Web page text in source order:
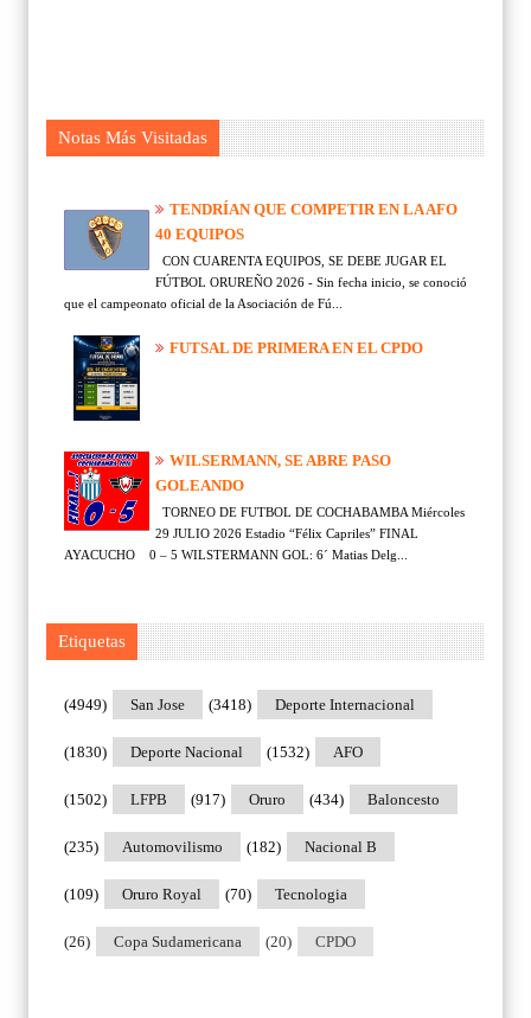
Notas Más Visitadas
TENDRÍAN QUE COMPETIR EN LA AFO
40 EQUIPOS
CON CUARENTA EQUIPOS, SE DEBE JUGAR EL
FÚTBOL ORUREÑO 2026 - Sin fecha inicio, se conoció
que el campeonato oficial de la Asociación de Fú...
FUTSAL DE PRIMERA EN EL CPDO
WILSERMANN, SE ABRE PASO
GOLEANDO
TORNEO DE FUTBOL DE COCHABAMBA Miércoles
29 JULIO 2026 Estadio “Félix Capriles” FINAL
AYACUCHO 0 – 5 WILSTERMANN GOL: 6´ Matias Delg...
Etiquetas
San Jose
(4949) Deporte Internacional
(3418)
Deporte Nacional
(1830) AFO
(1532)
LFPB
(1502) Oruro
(917) Baloncesto
(434)
Automovilismo
(235) Nacional B
(182)
Oruro Royal
(109) Tecnologia
(70)
Copa Sudamericana
(26) CPDO
(20)